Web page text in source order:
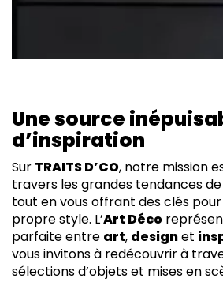
Une source
d’inspiration
Sur TRAITS D’CO, notre mission
travers les grandes tendances
tout en vous offrant des clés
propre style. L’Art Déco
parfaite entre art, designet
vous invitons à redécouvrir à
sélections d’objets et mises en